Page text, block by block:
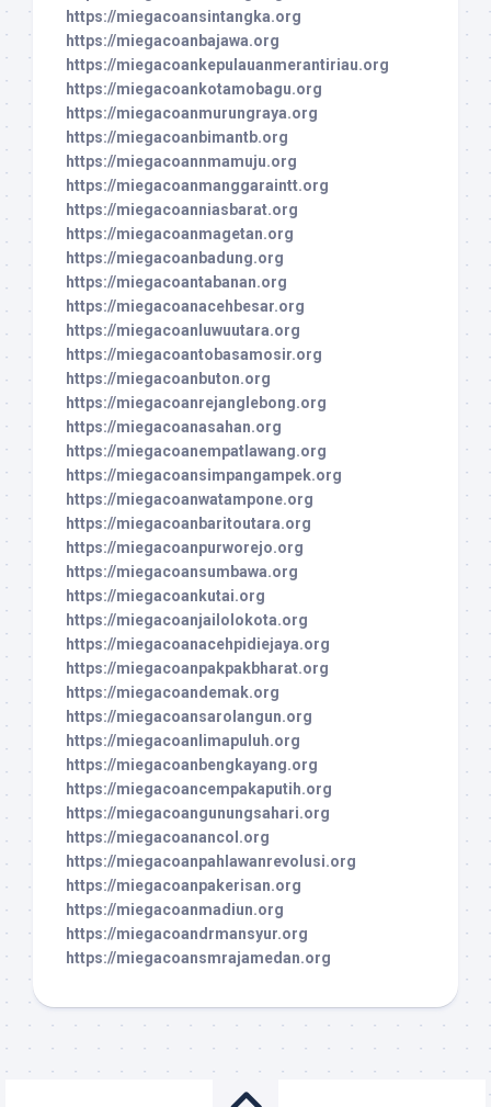
https://miegacoansintangka.org
https://miegacoanbajawa.org
https://miegacoankepulauanmerantiriau.org
https://miegacoankotamobagu.org
https://miegacoanmurungraya.org
https://miegacoanbimantb.org
https://miegacoannmamuju.org
https://miegacoanmanggaraintt.org
https://miegacoanniasbarat.org
https://miegacoanmagetan.org
https://miegacoanbadung.org
https://miegacoantabanan.org
https://miegacoanacehbesar.org
https://miegacoanluwuutara.org
https://miegacoantobasamosir.org
https://miegacoanbuton.org
https://miegacoanrejanglebong.org
https://miegacoanasahan.org
https://miegacoanempatlawang.org
https://miegacoansimpangampek.org
https://miegacoanwatampone.org
https://miegacoanbaritoutara.org
https://miegacoanpurworejo.org
https://miegacoansumbawa.org
https://miegacoankutai.org
https://miegacoanjailolokota.org
https://miegacoanacehpidiejaya.org
https://miegacoanpakpakbharat.org
https://miegacoandemak.org
https://miegacoansarolangun.org
https://miegacoanlimapuluh.org
https://miegacoanbengkayang.org
https://miegacoancempakaputih.org
https://miegacoangunungsahari.org
https://miegacoanancol.org
https://miegacoanpahlawanrevolusi.org
https://miegacoanpakerisan.org
https://miegacoanmadiun.org
https://miegacoandrmansyur.org
https://miegacoansmrajamedan.org